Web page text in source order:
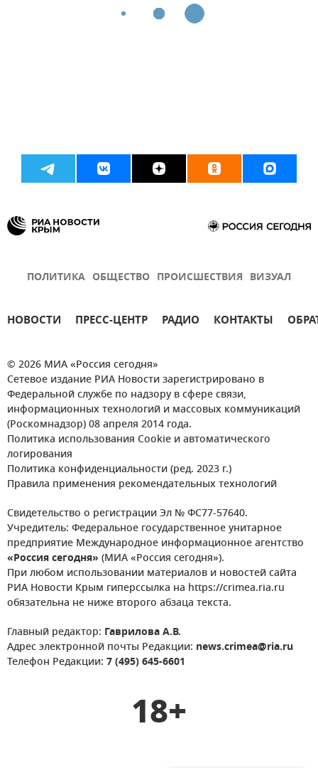
ПОЛИТИКА ОБЩЕСТВО ПРОИСШЕСТВИЯ ВИЗУАЛ
НОВОСТИ ПРЕСС-ЦЕНТР РАДИО КОНТАКТЫ
© 2026 МИА «Россия сегодня»
Сетевое издание РИА Новости зарегистрировано в
Федеральной службе по надзору в сфере связи,
информационных технологий и массовых коммуникаций
(Роскомнадзор) 08 апреля 2014 года.
Политика использования Cookie и автоматического
логирования
Политика конфиденциальности (ред. 2023 г.)
Правила применения рекомендательных технологий
Свидетельство о регистрации Эл № ФС77-57640.
Учредитель: Федеральное государственное унитарное
предприятие Международное информационное агентство
«Россия сегодня» (МИА «Россия сегодня»).
При любом использовании материалов и новостей сайта
РИА Новости Крым гиперссылка на https://crimea.ria.ru
обязательна не ниже второго абзаца текста.
Главный редактор: Гаврилова А.В.
Адрес электронной почты Редакции: news.crimea@ria.ru
Телефон Редакции: 7 (495) 645-6601
18+